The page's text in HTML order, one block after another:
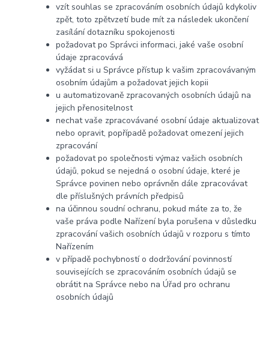
vzít souhlas se zpracováním osobních údajů kdykoliv
zpět, toto zpětvzetí bude mít za následek ukončení
zasílání dotazníku spokojenosti
požadovat po Správci informaci, jaké vaše osobní
údaje zpracovává
vyžádat si u Správce přístup k vašim zpracovávaným
osobním údajům a požadovat jejich kopii
u automatizovaně zpracovaných osobních údajů na
jejich přenositelnost
nechat vaše zpracovávané osobní údaje aktualizovat
nebo opravit, popřípadě požadovat omezení jejich
zpracování
požadovat po společnosti výmaz vašich osobních
údajů, pokud se nejedná o osobní údaje, které je
Správce povinen nebo oprávněn dále zpracovávat
dle příslušných právních předpisů
na účinnou soudní ochranu, pokud máte za to, že
vaše práva podle Nařízení byla porušena v důsledku
zpracování vašich osobních údajů v rozporu s tímto
Nařízením
v případě pochybností o dodržování povinností
souvisejících se zpracováním osobních údajů se
obrátit na Správce nebo na Úřad pro ochranu
osobních údajů